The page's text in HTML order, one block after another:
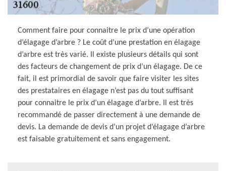
Comment faire pour connaitre le prix d’une opération
d’élagage d’arbre ? Le coût d’une prestation en élagage
d’arbre est très varié. Il existe plusieurs détails qui sont
des facteurs de changement de prix d’un élagage. De ce
fait, il est primordial de savoir que faire visiter les sites
des prestataires en élagage n’est pas du tout suffisant
pour connaitre le prix d’un élagage d’arbre. Il est très
recommandé de passer directement à une demande de
devis. La demande de devis d’un projet d’élagage d’arbre
est faisable gratuitement et sans engagement.